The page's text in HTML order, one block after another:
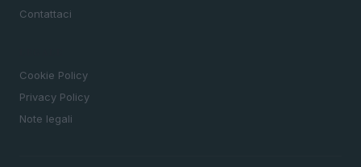
Contattaci
Cookie Policy
Privacy Policy
Note legali